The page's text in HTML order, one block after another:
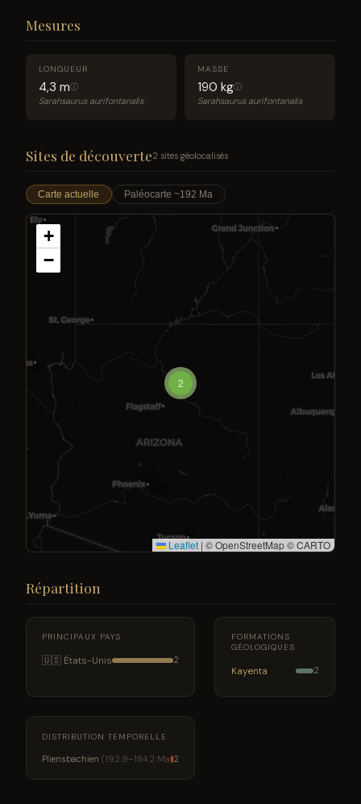
Mesures
LONGUEUR
4,3 mⓘ
Sarahsaurus aurifontanalis
MASSE
190 kgⓘ
Sarahsaurus aurifontanalis
Sites de découverte2 sites géolocalisés
Carte actuelle Paléocarte ~192 Ma
2
+
−
Leaflet | © OpenStreetMap © CARTO
Répartition
PRINCIPAUX PAYS
🇺🇸 États-Unis 2
FORMATIONS
GÉOLOGIQUES
Kayenta 2
DISTRIBUTION TEMPORELLE
Pliensbachien (192.9–184.2 Ma)2